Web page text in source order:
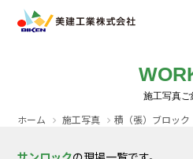
製品ラインナップ
CADダウンロード
ホーム 施工写真 積（張）ブロック